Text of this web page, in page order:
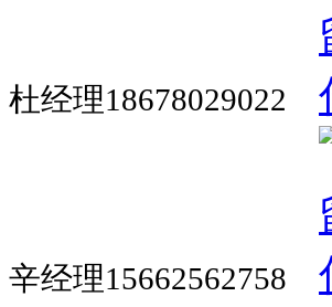
杜经理18678029022
辛经理15662562758